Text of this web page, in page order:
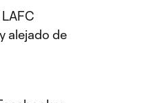
alejado de